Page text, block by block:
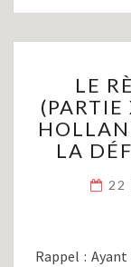
LE
LA
22
Rappel :